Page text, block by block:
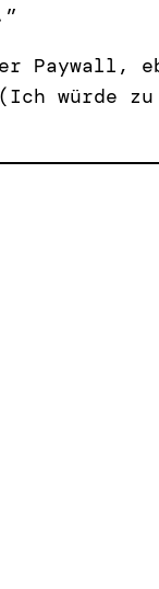
Paywall,
würde